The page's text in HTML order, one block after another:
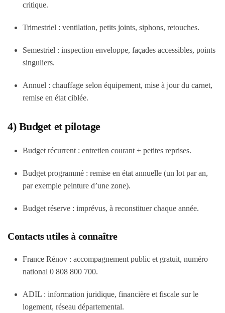
critique.
Trimestriel : ventilation, petits joints, siphons, retouches.
Semestriel : inspection enveloppe, façades accessibles, points
singuliers.
Annuel : chauffage selon équipement, mise à jour du carnet,
remise en état ciblée.
4) Budget et pilotage
Budget récurrent : entretien courant + petites reprises.
Budget programmé : remise en état annuelle (un lot par an,
par exemple peinture d’une zone).
Budget réserve : imprévus, à reconstituer chaque année.
Contacts utiles à connaître
France Rénov : accompagnement public et gratuit, numéro
national 0 808 800 700.
ADIL : information juridique, financière et fiscale sur le
logement, réseau départemental.